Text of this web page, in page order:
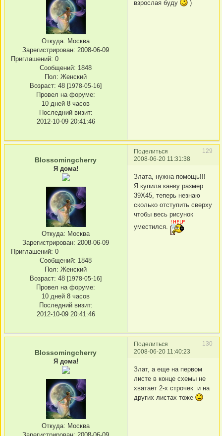
Откуда: Москва
Зарегистрирован: 2008-06-09
Приглашений: 0
Сообщений: 1848
Пол: Женский
Возраст: 48 [1978-05-16]
Провел на форуме:
10 дней 8 часов
Последний визит:
2012-10-09 20:41:46
взрослая буду )
Поделиться
129
2008-06-20 11:31:38
Blossomingcherry
Я дома!
Откуда: Москва
Зарегистрирован: 2008-06-09
Приглашений: 0
Сообщений: 1848
Пол: Женский
Возраст: 48 [1978-05-16]
Провел на форуме:
10 дней 8 часов
Последний визит:
2012-10-09 20:41:46
Злата, нужна помощь!!!
Я купила канву размер
39Х45, теперь незнаю
сколько отступить сверху
чтобы весь рисунок
уместился.
Поделиться
130
2008-06-20 11:40:23
Blossomingcherry
Я дома!
Откуда: Москва
Злат, а еще на первом
листе в конце схемы не
хватает 2-х строчек и на
других листах тоже